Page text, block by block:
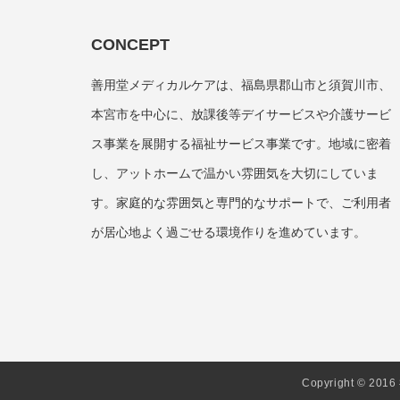
CONCEPT
善用堂メディカルケアは、福島県郡山市と須賀川市、
本宮市を中心に、放課後等デイサービスや介護サービ
ス事業を展開する福祉サービス事業です。地域に密着
し、アットホームで温かい雰囲気を大切にしていま
す。家庭的な雰囲気と専門的なサポートで、ご利用者
が居心地よく過ごせる環境作りを進めています。
Copyright © 2016